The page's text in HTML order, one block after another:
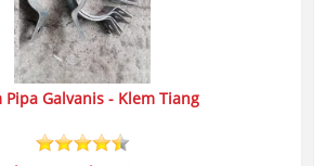
Pipa Galvanis - Klem Tiang